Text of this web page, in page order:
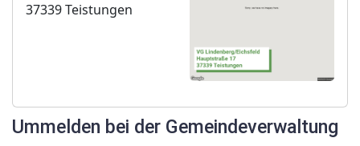
37339 Teistungen
Ummelden bei der Gemeindeverwaltung